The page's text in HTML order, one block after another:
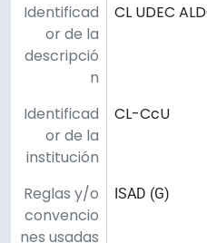
Identificad
or de la
descripció
n
CL UDEC
Identificad
or de la
institución
CL-CcU
Reglas y/o
convencio
nes usadas
ISAD (G)